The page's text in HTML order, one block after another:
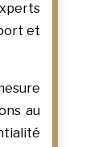
et
au